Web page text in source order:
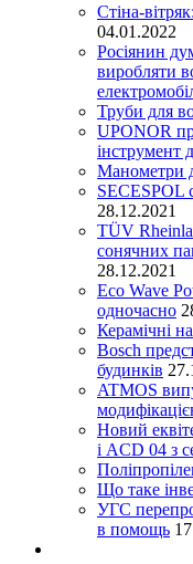
Стіна-
04.01.2022
Росіянин
виробляти
Труби для
UPONOR
інструмент
Манометри
SECESPOL
28.12.2021
TÜV
сонячних
28.12.2021
Eco Wave
одночасно
Керамічні
Bosch
будинків
ATMOS
Новий
і ACD 04 з
Що таке
УГС
в помощь